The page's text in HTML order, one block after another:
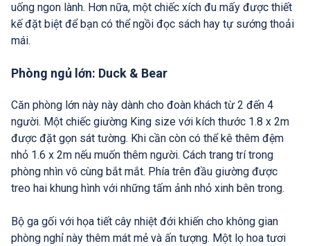
uống ngon lành. Hơn nữa, một chiếc xích đu mấy được thiết
kế đặt biệt để bạn có thể ngồi đọc sách hay tự sướng thoải
mái.
Phòng ngủ lớn: Duck & Bear
Căn phòng lớn này này dành cho đoàn khách từ 2 đến 4
người. Một chiếc giường King size với kích thước 1.8 x 2m
được đặt gọn sát tường. Khi cần còn có thể kê thêm đệm
nhỏ 1.6 x 2m nếu muốn thêm người. Cách trang trí trong
phòng nhìn vô cùng bắt mắt. Phía trên đầu giường được
treo hai khung hình với những tấm ảnh nhỏ xinh bên trong.
Bộ ga gối với họa tiết cây nhiệt đới khiến cho không gian
phòng nghỉ này thêm mát mẻ và ấn tượng. Một lọ hoa tươi